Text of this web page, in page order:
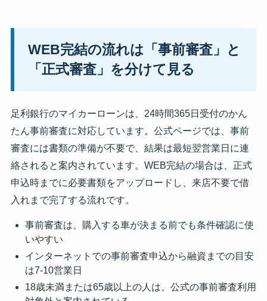
WEB完結の流れは「事前審査」と
「正式審査」を分けて見る
足利銀行のマイカーローンは、24時間365日受付のかん
たん事前審査に対応しています。公式ページでは、事前
審査には書類の準備が不要で、結果は最短翌営業日に連
絡されると案内されています。WEB完結の場合は、正式
申込時までに必要書類をアップロードし、来店不要で借
入れまで完了する流れです。
事前審査は、購入する車が決まる前でも条件確認に使
いやすい
インターネットでの事前審査申込から融資までの目安
は7-10営業日
18歳未満または65歳以上の人は、公式の事前審査利用